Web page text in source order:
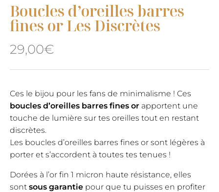
Boucles d’oreilles barres
fines or Les Discrètes
29,00€
Ces le bijou pour les fans de minimalisme ! Ces
boucles d’oreilles barres fines or apportent une
touche de lumière sur tes oreilles tout en restant
discrètes.
Les boucles d’oreilles barres fines or sont légères à
porter et s’accordent à toutes tes tenues !
Dorées à l’or fin 1 micron haute résistance, elles
sont sous garantie pour que tu puisses en profiter